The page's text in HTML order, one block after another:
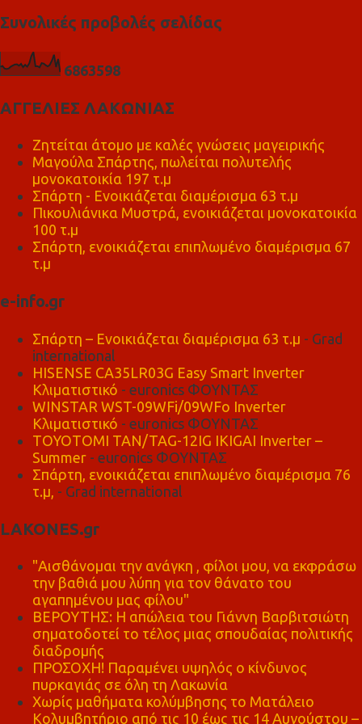
Συνολικές προβολές σελίδας
6863598
ΑΓΓΕΛΙΕΣ ΛΑΚΩΝΙΑΣ
Ζητείται άτομο με καλές γνώσεις μαγειρικής
Μαγούλα Σπάρτης, πωλείται πολυτελής
μονοκατοικία 197 τ.μ
Σπάρτη - Ενοικιάζεται διαμέρισμα 63 τ.μ
Πικουλιάνικα Μυστρά, ενοικιάζεται μονοκατοικία
100 τ.μ
Σπάρτη, ενοικιάζεται επιπλωμένο διαμέρισμα 67
τ.μ
e-info.gr
Σπάρτη – Ενοικιάζεται διαμέρισμα 63 τ.μ - Grad
international
HISENSE CA35LR03G Easy Smart Inverter
Κλιματιστικό - euronics ΦΟΥΝΤΑΣ
WINSTAR WST-09WFi/09WFo Inverter
Κλιματιστικό - euronics ΦΟΥΝΤΑΣ
TOYOTOMI TAN/TAG-12IG IKIGAI Inverter –
Summer - euronics ΦΟΥΝΤΑΣ
Σπάρτη, ενοικιάζεται επιπλωμένο διαμέρισμα 76
τ.μ, - Grad international
LAKONES.gr
"Αισθάνομαι την ανάγκη , φίλοι μου, να εκφράσω
την βαθιά μου λύπη για τον θάνατο του
αγαπημένου μας φίλου"
ΒΕΡΟΥΤΗΣ: Η απώλεια του Γιάννη Βαρβιτσιώτη
σηματοδοτεί το τέλος μιας σπουδαίας πολιτικής
διαδρομής
ΠΡΟΣΟΧΗ! Παραμένει υψηλός ο κίνδυνος
πυρκαγιάς σε όλη τη Λακωνία
Χωρίς μαθήματα κολύμβησης το Ματάλειο
Κολυμβητήριο από τις 10 έως τις 14 Αυγούστου –